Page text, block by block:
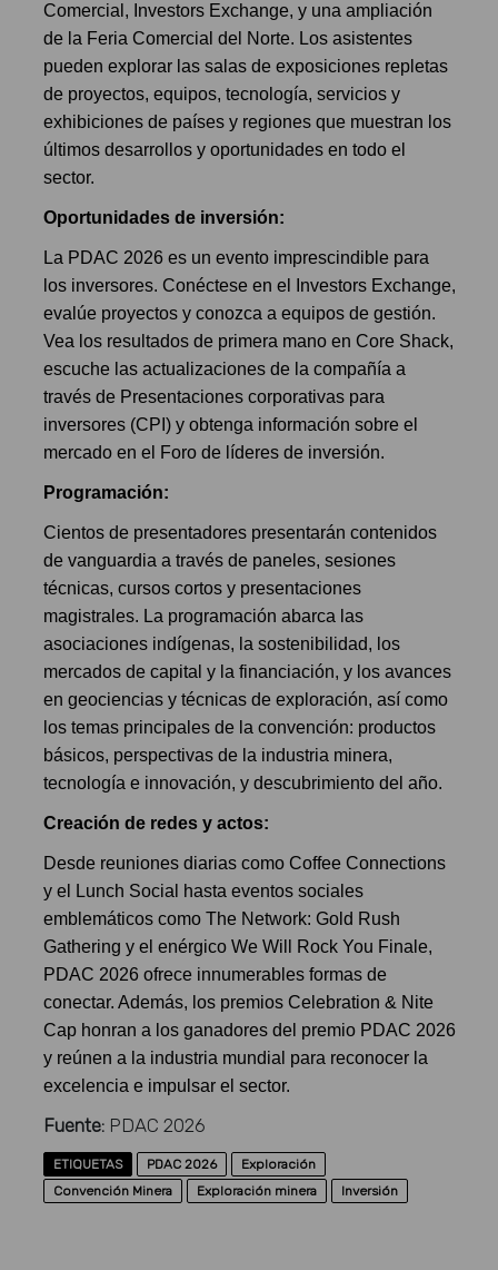
Comercial, Investors Exchange, y una ampliación
de la Feria Comercial del Norte. Los asistentes
pueden explorar las salas de exposiciones repletas
de proyectos, equipos, tecnología, servicios y
exhibiciones de países y regiones que muestran los
últimos desarrollos y oportunidades en todo el
sector.
Oportunidades de inversión:
La PDAC 2026 es un evento imprescindible para
los inversores. Conéctese en el Investors Exchange,
evalúe proyectos y conozca a equipos de gestión.
Vea los resultados de primera mano en Core Shack,
escuche las actualizaciones de la compañía a
través de Presentaciones corporativas para
inversores (CPI) y obtenga información sobre el
mercado en el Foro de líderes de inversión.
Programación:
Cientos de presentadores presentarán contenidos
de vanguardia a través de paneles, sesiones
técnicas, cursos cortos y presentaciones
magistrales. La programación abarca las
asociaciones indígenas, la sostenibilidad, los
mercados de capital y la financiación, y los avances
en geociencias y técnicas de exploración, así como
los temas principales de la convención: productos
básicos, perspectivas de la industria minera,
tecnología e innovación, y descubrimiento del año.
Creación de redes y actos:
Desde reuniones diarias como Coffee Connections
y el Lunch Social hasta eventos sociales
emblemáticos como The Network: Gold Rush
Gathering y el enérgico We Will Rock You Finale,
PDAC 2026 ofrece innumerables formas de
conectar. Además, los premios Celebration & Nite
Cap honran a los ganadores del premio PDAC 2026
y reúnen a la industria mundial para reconocer la
excelencia e impulsar el sector.
Fuente: PDAC 2026
ETIQUETAS PDAC 2026
Exploración
Convención Minera
Exploración minera Inversión